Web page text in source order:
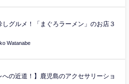
しグルメ！「まぐろラーメン」のお店３
Watanabe
への近道！】鹿児島のアクセサリーショ